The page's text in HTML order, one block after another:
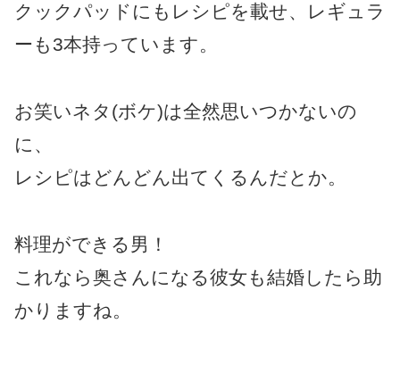
クックパッドにもレシピを載せ、レギュラ
ーも3本持っています。
お笑いネタ(ボケ)は全然思いつかないの
に、
レシピはどんどん出てくるんだとか。
料理ができる男！
これなら奥さんになる彼女も結婚したら助
かりますね。